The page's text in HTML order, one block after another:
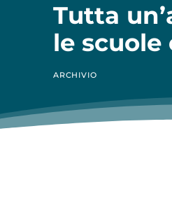
Tutta
le scuole
ARCHIVIO